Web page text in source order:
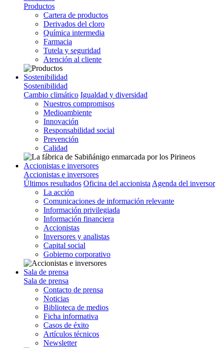
Productos
Cartera de productos
Derivados del cloro
Química intermedia
Farmacia
Tutela y seguridad
Atención al cliente
Sostenibilidad
Sostenibilidad
Cambio climático Igualdad y diversidad
Nuestros compromisos
Medioambiente
Innovación
Responsabilidad social
Prevención
Calidad
Accionistas e inversores
Accionistas e inversores
Últimos resultados Oficina del accionista Agenda del inversor
La acción
Comunicaciones de información relevante
Información privilegiada
Información financiera
Accionistas
Inversores y analistas
Capital social
Gobierno corporativo
Sala de prensa
Sala de prensa
Contacto de prensa
Noticias
Biblioteca de medios
Ficha informativa
Casos de éxito
Artículos técnicos
Newsletter